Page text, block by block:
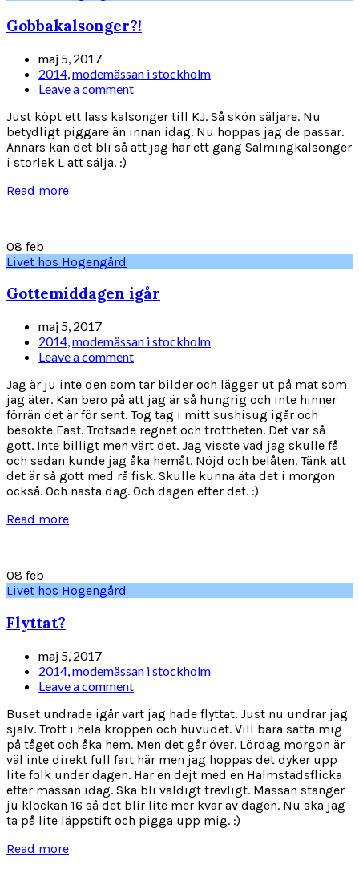
Gobbakalsonger?!
maj 5, 2017
2014 modemässan i stockholm
Leave a comment
Just köpt ett lass kalsonger till KJ. Så skön säljare. Nu
betydligt piggare än innan idag. Nu hoppas jag de passar.
Annars kan det bli så att jag har ett gäng Salmingkalsonger
i storlek L att sälja. :)
Read more
08 feb
Livet hos Hogengård
Gottemiddagen igår
maj 5, 2017
2014,modemässan i stockholm
Leave a comment
Jag är ju inte den som tar bilder och lägger ut på mat som
jag äter. Kan bero på att jag är så hungrig och inte hinner
förrän det är för sent. Tog tag i mitt sushisug igår och
besökte East. Trotsade regnet och tröttheten. Det var så
gott. Inte billigt men värt det. Jag visste vad jag skulle få
och sedan kunde jag åka hemåt. Nöjd och belåten. Tänk att
det är så gott med rå fisk. Skulle kunna äta det i morgon
också. Och nästa dag. Och dagen efter det. :)
Read more
08 feb
Livet hos Hogengård
Flyttat?
maj 5, 2017
2014 modemässan i stockholm
Leave a comment
Buset undrade igår vart jag hade flyttat. Just nu undrar jag
själv. Trött i hela kroppen och huvudet. Vill bara sätta mig
på tåget och åka hem. Men det går över. Lördag morgon är
väl inte direkt full fart här men jag hoppas det dyker upp
lite folk under dagen. Har en dejt med en Halmstadsflicka
efter mässan idag. Ska bli väldigt trevligt. Mässan stänger
ju klockan 16 så det blir lite mer kvar av dagen. Nu ska jag
ta på lite läppstift och pigga upp mig. :)
Read more